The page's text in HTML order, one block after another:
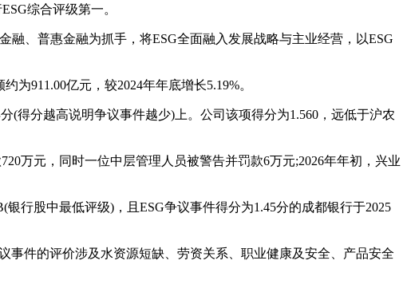
综合评级第一。
、普惠金融为抓手，将ESG全面融入发展战略与主业经营，以ESG
为911.00亿元，较2024年年底增长5.19%。
(得分越高说明争议事件越少)上。公司该项得分为1.560，远低于沪农
万元，同时一位中层管理人员被警告并罚款6万元;2026年年初，兴业
行股中最低评级)，且ESG争议事件得分为1.45分的成都银行于2025
事件的评价涉及水资源短缺、劳资关系、职业健康及安全、产品安全